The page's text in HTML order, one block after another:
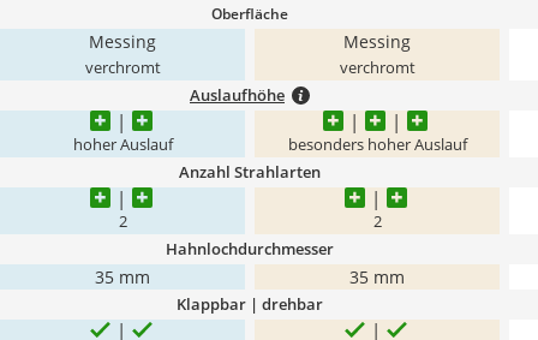
Oberfläche
Messing
verchromt
Messing
verchromt
Auslaufhöhe
hoher Auslauf besonders hoher Auslauf
Anzahl Strahlarten
2 2
Hahnlochdurchmesser
35 mm 35 mm
Klappbar | drehbar